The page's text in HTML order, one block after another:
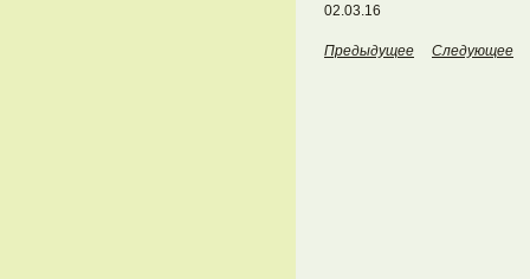
02.03.16
Предыдущее Следующее